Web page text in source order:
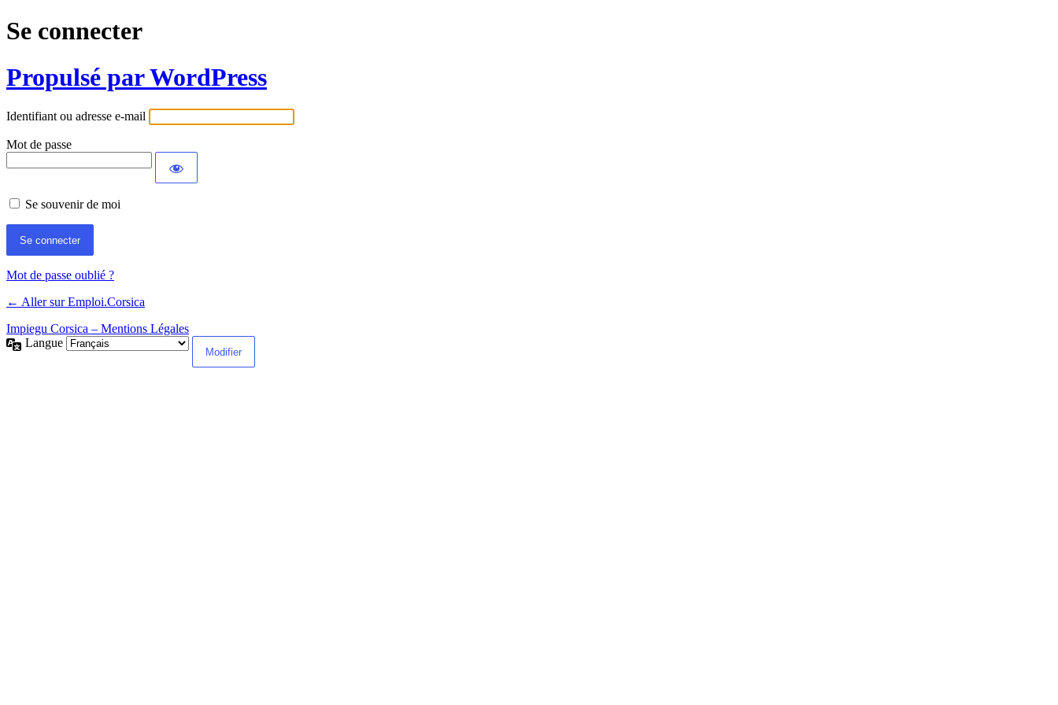
Se connecter
Propulsé par WordPress
Identifiant ou adresse e-mail
Mot de passe
Se souvenir de moi
Mot de passe oublié ?
← Aller sur Emploi.Corsica
Impiegu Corsica – Mentions Légales
Langue